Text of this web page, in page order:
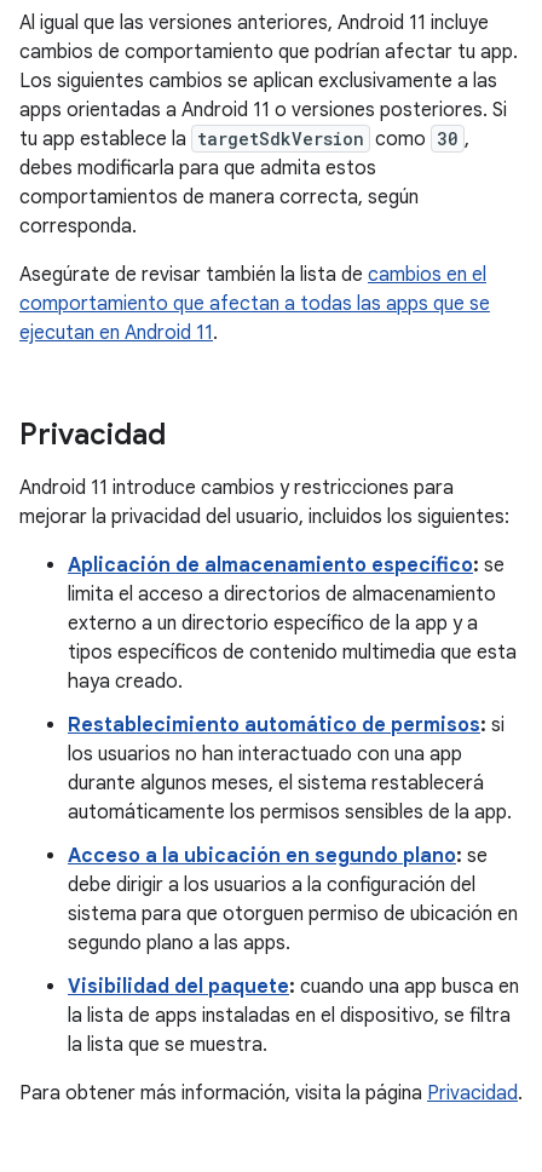
Al igual que las versiones anteriores, Android 11 incluye
cambios de comportamiento que podrían afectar tu app.
Los siguientes cambios se aplican exclusivamente a las
apps orientadas a Android 11 o versiones posteriores. Si
tu app establece la targetSdkVersion como 30 ,
debes modificarla para que admita estos
comportamientos de manera correcta, según
corresponda.
Asegúrate de revisar también la lista de cambios en el
comportamiento que afectan a todas las apps que se
ejecutan en Android 11.
Privacidad
Android 11 introduce cambios y restricciones para
mejorar la privacidad del usuario, incluidos los siguientes:
Aplicación de almacenamiento específico: se
limita el acceso a directorios de almacenamiento
externo a un directorio específico de la app y a
tipos específicos de contenido multimedia que esta
haya creado.
Restablecimiento automático de permisos: si
los usuarios no han interactuado con una app
durante algunos meses, el sistema restablecerá
automáticamente los permisos sensibles de la app.
Acceso a la ubicación en segundo plano: se
debe dirigir a los usuarios a la configuración del
sistema para que otorguen permiso de ubicación en
segundo plano a las apps.
Visibilidad del paquete: cuando una app busca en
la lista de apps instaladas en el dispositivo, se filtra
la lista que se muestra.
Para obtener más información, visita la página Privacidad.